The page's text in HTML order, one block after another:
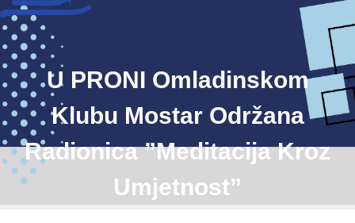
U PRONI Omladinskom
Klubu Mostar Održana
Radionica ”Meditacija Kroz
Umjetnost”